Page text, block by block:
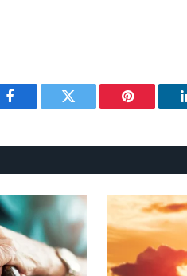
Facebook Twitter Pinterest